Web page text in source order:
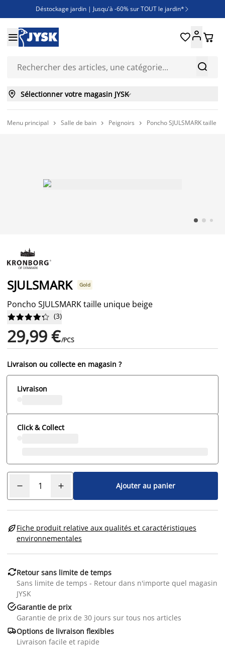
Déstockage jardin | Jusqu'à -60% sur TOUT le jardin* 
Jusqu'à -50% sur une sélection literie
Découvrez les nouveautés de la collection


 
 Sélectionner votre magasin JYSK
Menu principal  Salle de bain  Peignoirs  Poncho SJULSMARK taille
SJULSMARK Gold
Poncho SJULSMARK taille unique beige





 (3)
29,99 €/PCS
Livraison ou collecte en magasin ?
Livraison
Click & Collect
Ajouter au panier
Fiche produit relative aux qualités et caractéristiques
environnementales
Retour sans limite de temps
Sans limite de temps - Retour dans n'importe quel magasin
JYSK
Garantie de prix
Garantie de prix de 30 jours sur tous nos articles
Options de livraison flexibles
Livraison facile et rapide